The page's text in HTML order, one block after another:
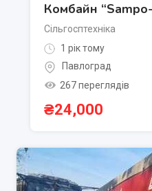
Комбайн
Сільгосптехніка
1 рік тому
Павлоград
267 переглядів
₴24,000